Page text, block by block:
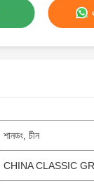
শানডং, চীন
CHINA CLASSIC